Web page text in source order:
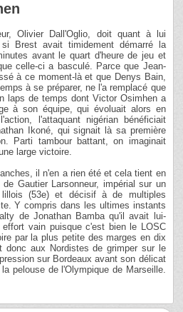
Olivier Dall'Oglio, doit quant à lui
Brest avait timidement démarré la
avant le quart d'heure de jeu et
celle-ci a basculé. Parce que Jean-
à ce moment-là et que Denys Bain,
à se préparer, ne l'a remplacé que
laps de temps dont Victor Osimhen a
à son équipe, qui évoluait alors en
l'attaquant nigérian bénéficiait
Ikoné, qui signait là sa première
Parti tambour battant, on imaginait
large victoire.
il n'en a rien été et cela tient en
Gautier Larsonneur, impérial sur un
(53e) et décisif à de multiples
Y compris dans les ultimes instants
de Jonathan Bamba qu'il avait lui-
vain puisque c'est bien le LOSC
par la plus petite des marges en dix
donc aux Nordistes de grimper sur le
sur Bordeaux avant son délicat
pelouse de l'Olympique de Marseille.